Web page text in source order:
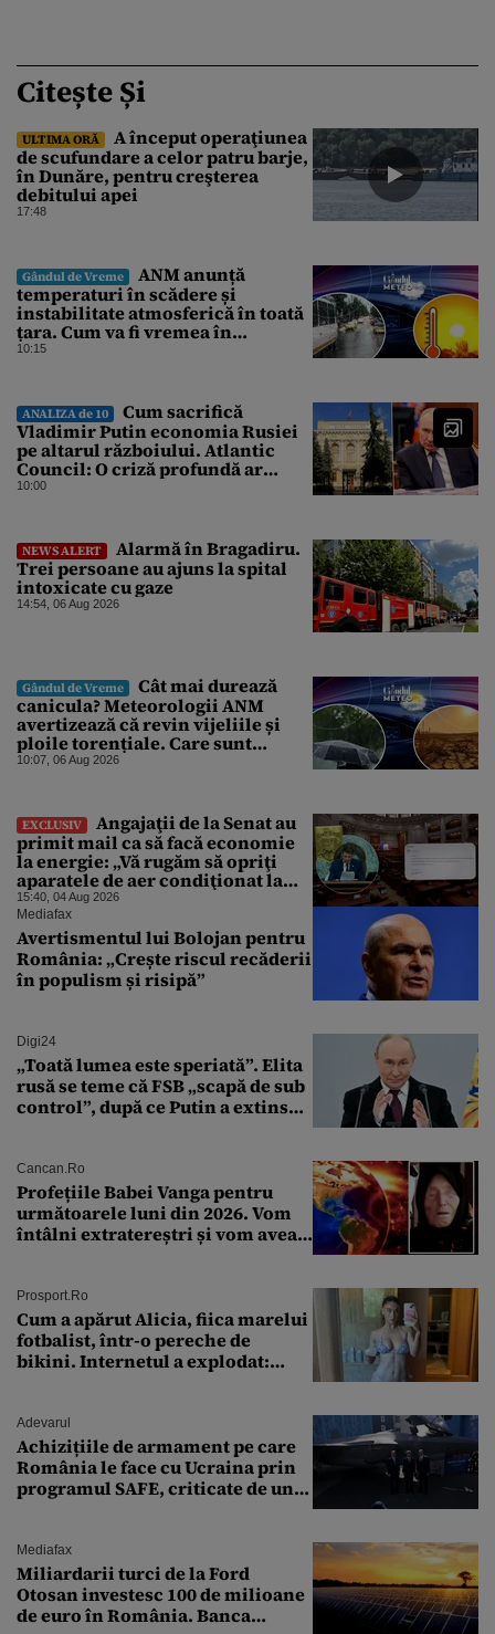
Citește Și
ULTIMA ORĂ
A început operaţiunea
de scufundare a celor patru barje,
în Dunăre, pentru creşterea
debitului apei
17:48
Gândul de Vreme
ANM anunță
temperaturi în scădere și
instabilitate atmosferică în toată
țara. Cum va fi vremea în
București și când vin vijeliile
10:15
ANALIZA de 10
Cum sacrifică
Vladimir Putin economia Rusiei
pe altarul războiului. Atlantic
Council: O criză profundă ar
putea forța Kremlinul să apeleze
10:00
NEWS ALERT
Alarmă în Bragadiru.
Trei persoane au ajuns la spital
intoxicate cu gaze
14:54, 06 Aug 2026
Gândul de Vreme
Cât mai durează
canicula? Meteorologii ANM
avertizează că revin vijeliile și
ploile torențiale. Care sunt
zonele vizate, începând chiar de
10:07, 06 Aug 2026
EXCLUSIV
Angajaţii de la Senat au
primit mail ca să facă economie
la energie: „Vă rugăm să opriţi
aparatele de aer condiţionat la
sfârşitul programului”
15:40, 04 Aug 2026
Mediafax
Avertismentul lui Bolojan pentru
România: „Crește riscul recăderii
în populism și risipă”
Digi24
„Toată lumea este speriată”. Elita
rusă se teme că FSB „scapă de sub
control”, după ce Putin a extins
Cancan.ro
Profețiile Babei Vanga pentru
următoarele luni din 2026. Vom
întâlni extratereștri și vom avea
Prosport.ro
Cum a apărut Alicia, fiica marelui
fotbalist, într-o pereche de
bikini. Internetul a explodat:
Adevarul
Achizițiile de armament pe care
România le face cu Ucraina prin
programul SAFE, criticate de un
Mediafax
Miliardarii turci de la Ford
Otosan investesc 100 de milioane
de euro în România. Banca